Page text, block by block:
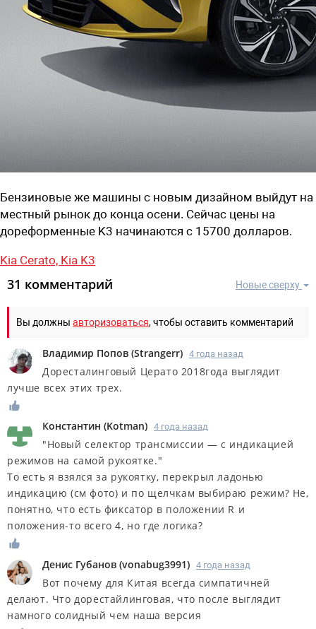
Бензиновые же машины с новым дизайном выйдут на
местный рынок до конца осени. Сейчас цены на
дореформенные K3 начинаются с 15700 долларов.
Kia Cerato, Kia K3
Новые сверху
31 комментарий
Вы должны авторизоваться, чтобы оставить комментарий
Владимир Попов (Strangerr) 4 года назад
Доресталинговый Церато 2018года выглядит
лучше всех этих трех.
Константин (Kotman) 4 года назад
"Новый селектор трансмиссии — с индикацией
режимов на самой рукоятке."
То есть я взялся за рукоятку, перекрыл ладонью
индикацию (см фото) и по щелчкам выбираю режим? Не,
понятно, что есть фиксатор в положении R и
положения-то всего 4, но где логика?
Денис Губанов (vonabug3991) 4 года назад
Вот почему для Китая всегда симпатичней
делают. Что дорестайлинговая, что после выглядит
намного солидный чем наша версия